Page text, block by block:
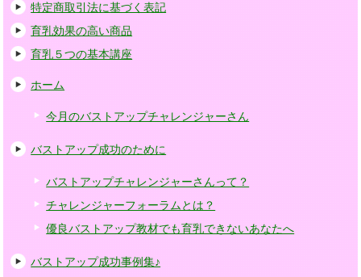
特定商取引法に基づく表記
育乳効果の高い商品
育乳５つの基本講座
ホーム
今月のバストアップチャレンジャーさん
バストアップ成功のために
バストアップチャレンジャーさんって？
チャレンジャーフォーラムとは？
優良バストアップ教材でも育乳できないあなたへ
バストアップ成功事例集♪